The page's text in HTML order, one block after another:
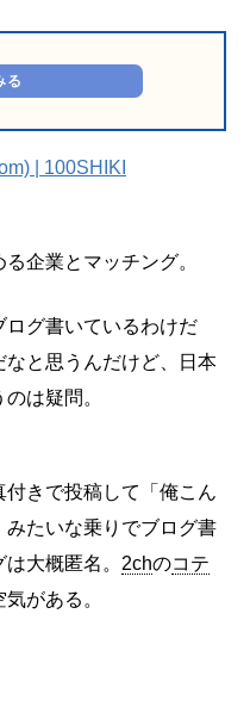
る
| 100SHIKI
企業とマッチング。
グ書いているわけだ
なと思うんだけど、日本
は疑問。
きで投稿して「俺こん
たいな乗りでブログ書
大概匿名。 2chのコテ
がある。